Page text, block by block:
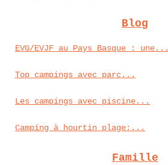
Blog
EVG/EVJF au Pays Basque : une...
Top campings avec parc...
Les campings avec piscine...
Camping à hourtin plage:...
Famille